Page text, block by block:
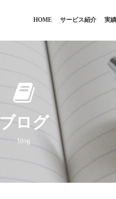
HOME サービス紹介 実
ブログ
blog